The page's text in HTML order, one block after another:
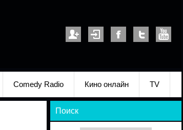
Comedy Radio Кино онлайн TV
Поиск